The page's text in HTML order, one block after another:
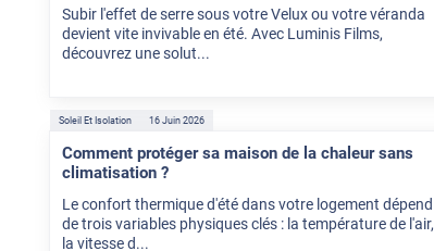
Subir l'effet de serre sous votre Velux ou votre véranda
devient vite invivable en été. Avec Luminis Films,
découvrez une solut...
Soleil Et Isolation 16 Juin 2026
Comment protéger sa maison de la chaleur sans
climatisation ?
Le confort thermique d'été dans votre logement dépend
de trois variables physiques clés : la température de l'air,
la vitesse d...